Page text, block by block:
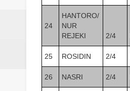
24
HANTORO/
NUR
REJEKI
2/4
25 ROSIDIN 2/4
26 NASRI 2/4